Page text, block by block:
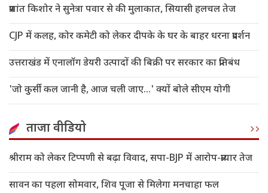
प्रशांत किशोर ने सुनेत्रा पवार से की मुलाकात, सियासी हलचल तेज
CJP में कलह, कोर कमेटी को लेकर दीपके के घर के बाहर धरना प्रदर्शन
उत्तराखंड में एनालॉग डेयरी उत्पादों की बिक्री पर सरकार का प्रतिबंध
'जो कुर्सी कल जानी है, आज चली जाए...' क्यों बोले सीएम योगी
ताजा वीडियो
श्रीराम को लेकर टिप्पणी से बढ़ा विवाद, सपा-BJP में आरोप-प्रत्यार तेज
सावन का पहला सोमवार, शिव पूजा से मिलेगा मनचाहा फल